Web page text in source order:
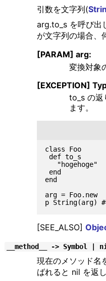
引数を文字列(
arg.to_s を呼び出
が文字列の場合、
[PARAM] arg:
変換対象
[EXCEPTION]
to_s の返
ます。
class Foo
def to_s
   "hogehoge"
end
end
arg = Foo.new
[SEE_ALSO]
__method__ -> Symbol |
現在のメソッド名
ばれると nil を返し